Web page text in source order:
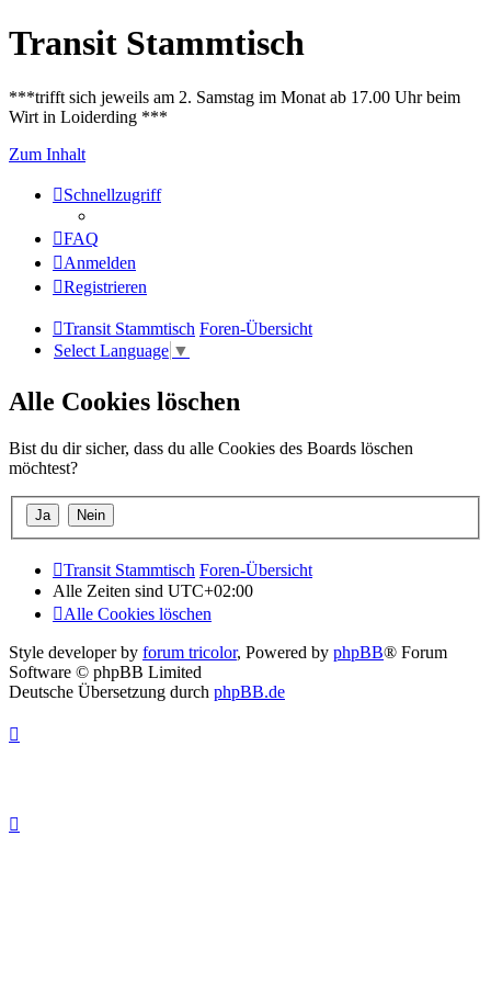
Transit Stammtisch
***trifft sich jeweils am 2. Samstag im Monat ab 17.00 Uhr beim
Wirt in Loiderding ***
Zum Inhalt
Schnellzugriff
FAQ
Anmelden
Registrieren
Transit Stammtisch Foren-Übersicht
Select Language ▼
Alle Cookies löschen
Bist du dir sicher, dass du alle Cookies des Boards löschen
möchtest?
Transit Stammtisch Foren-Übersicht
Alle Zeiten sind UTC+02:00
Alle Cookies löschen
Style developer by forum tricolor, Powered by phpBB® Forum
Software © phpBB Limited
Deutsche Übersetzung durch phpBB.de